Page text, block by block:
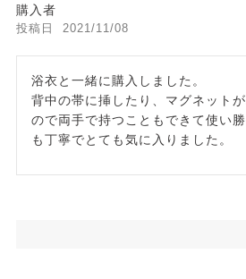
購入者
投稿日 2021/11/08
浴衣と一緒に購入しました。
背中の帯に挿したり、マグネット
ので両手で持つこともできて使い
も丁寧でとても気に入りました。